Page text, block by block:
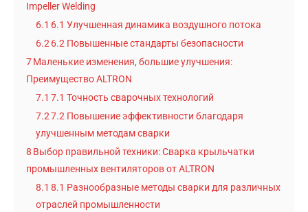
Impeller Welding
6.1 6.1 Улучшенная динамика воздушного потока
6.26.2 Повышенные стандарты безопасности
7Маленькие изменения, большие улучшения:
Преимущество ALTRON
7.1 7.1 Точность сварочных технологий
7.27.2 Повышение эффективности благодаря
улучшенным методам сварки
8 Выбор правильной техники: Сварка крыльчатки
промышленных вентиляторов от ALTRON
8.1 8.1 Разнообразные методы сварки для различных
отраслей промышленности